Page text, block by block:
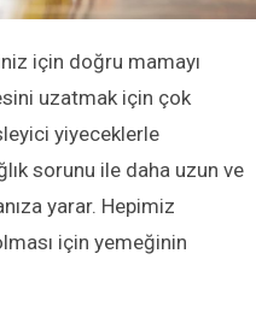
için doğru mamayı
uzatmak için çok
yiyeceklerle
sorunu ile daha uzun ve
yarar. Hepimiz
için yemeğinin